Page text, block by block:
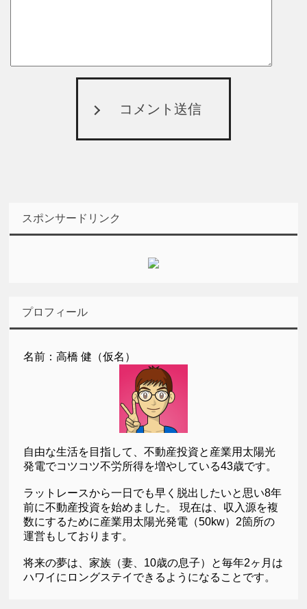
コメント送信
スポンサードリンク
プロフィール
名前：高橋 健（仮名）
自由な生活を目指して、不動産投資と産業用太陽光
発電でコツコツ不労所得を増やしている43歳です。
ラットレースから一日でも早く脱出したいと思い8年
前に不動産投資を始めました。 現在は、収入源を複
数にするために産業用太陽光発電（50kw）2箇所の
運営もしております。
将来の夢は、家族（妻、10歳の息子）と毎年2ヶ月は
ハワイにロングステイできるようになることです。